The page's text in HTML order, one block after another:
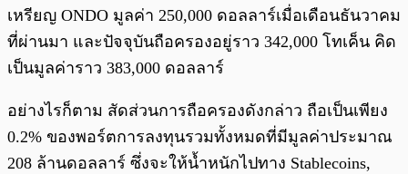
เหรียญ ONDO มูลค่า 250,000 ดอลลาร์เมื่อเดือนธันวาคม
ที่ผ่านมา และปัจจุบันถือครองอยู่ราว 342,000 โทเค็น คิด
เป็นมูลค่าราว 383,000 ดอลลาร์
อย่างไรก็ตาม สัดส่วนการถือครองดังกล่าว ถือเป็นเพียง
0.2% ของพอร์ตการลงทุนรวมทั้งหมดที่มีมูลค่าประมาณ
208 ล้านดอลลาร์ ซึ่งจะให้น้ำหนักไปทาง Stablecoins,